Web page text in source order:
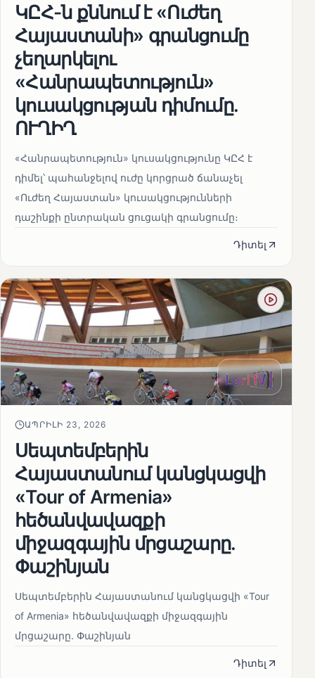
ԿԸՀ-ն քննում է «Ուժեղ
Հայաստանի» գրանցումը
չեղարկելու
«Հանրապետություն»
կուսակցության դիմումը.
ՈՒՂԻՂ
«Հանրապետություն» կուսակցությունը ԿԸՀ է
դիմել՝ պահանջելով ուժը կորցրած ճանաչել
«Ուժեղ Հայաստան» կուսակցությունների
դաշինքի ընտրական ցուցակի գրանցումը։
Դիտել
ԱՊՐԻԼԻ 23, 2026
Սեպտեմբերին
Հայաստանում կանցկացվի
«Tour of Armenia»
հեծանվավազքի
միջազգային մրցաշարը.
Փաշինյան
Սեպտեմբերին Հայաստանում կանցկացվի «Tour
of Armenia» հեծանվավազքի միջազգային
մրցաշարը. Փաշինյան
Դիտել